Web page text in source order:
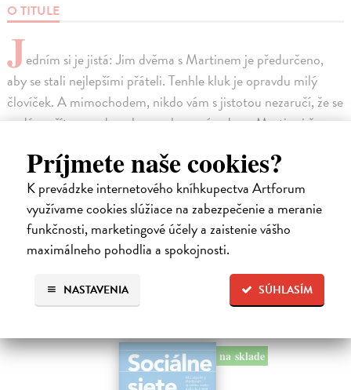
Príjmete naše cookies?
K prevádzke internetového kníhkupectva Artforum
využívame cookies slúžiace na zabezpečenie a meranie
funkčnosti, marketingové účely a zaistenie vášho
maximálneho pohodlia a spokojnosti.
SÚHLASÍM
NASTAVENIA
O TITULE
Jedním si je jistá: Jim dvěma s Martinem je předurčeno,
aby se stali nejlepšími přáteli. Tenhle kluk je opravdu milý
človíček. A mimochodem, nikdo vám s jistotou nezaručí, že se
nedá umřít na nudu nebo na zlomené srdce… Martin si časem
nejméně hodí. Když však potká ženu, o níž tuší, že je to ta
pravá, musí si položit rozhodující otázku: Má vůbec smysl žít,
milovat a toužit po štěstí, když stejně všechno skončí smrtí?
Hořká i laskavá komedie oplývající nadsázkou a černým
humorem.
High-contrast mode
na sklade